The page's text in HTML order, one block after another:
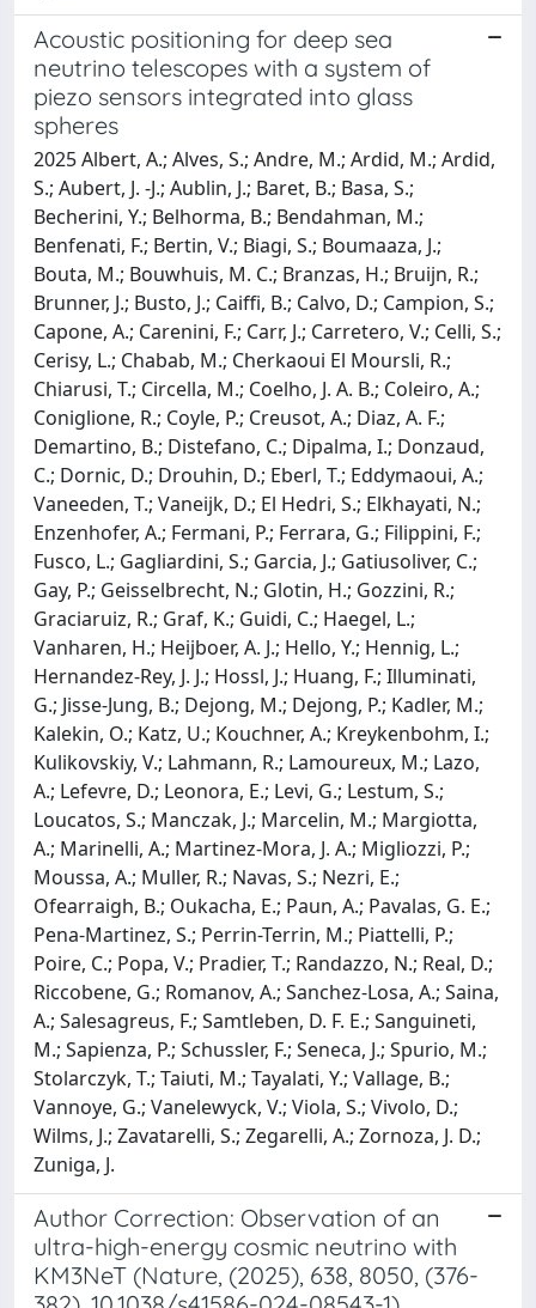
Acoustic positioning for deep sea
neutrino telescopes with a system of
piezo sensors integrated into glass
spheres
2025 Albert, A.; Alves, S.; Andre, M.; Ardid, M.; Ardid,
S.; Aubert, J. -J.; Aublin, J.; Baret, B.; Basa, S.;
Becherini, Y.; Belhorma, B.; Bendahman, M.;
Benfenati, F.; Bertin, V.; Biagi, S.; Boumaaza, J.;
Bouta, M.; Bouwhuis, M. C.; Branzas, H.; Bruijn, R.;
Brunner, J.; Busto, J.; Caiffi, B.; Calvo, D.; Campion, S.;
Capone, A.; Carenini, F.; Carr, J.; Carretero, V.; Celli, S.;
Cerisy, L.; Chabab, M.; Cherkaoui El Moursli, R.;
Chiarusi, T.; Circella, M.; Coelho, J. A. B.; Coleiro, A.;
Coniglione, R.; Coyle, P.; Creusot, A.; Diaz, A. F.;
Demartino, B.; Distefano, C.; Dipalma, I.; Donzaud,
C.; Dornic, D.; Drouhin, D.; Eberl, T.; Eddymaoui, A.;
Vaneeden, T.; Vaneijk, D.; El Hedri, S.; Elkhayati, N.;
Enzenhofer, A.; Fermani, P.; Ferrara, G.; Filippini, F.;
Fusco, L.; Gagliardini, S.; Garcia, J.; Gatiusoliver, C.;
Gay, P.; Geisselbrecht, N.; Glotin, H.; Gozzini, R.;
Graciaruiz, R.; Graf, K.; Guidi, C.; Haegel, L.;
Vanharen, H.; Heijboer, A. J.; Hello, Y.; Hennig, L.;
Hernandez-Rey, J. J.; Hossl, J.; Huang, F.; Illuminati,
G.; Jisse-Jung, B.; Dejong, M.; Dejong, P.; Kadler, M.;
Kalekin, O.; Katz, U.; Kouchner, A.; Kreykenbohm, I.;
Kulikovskiy, V.; Lahmann, R.; Lamoureux, M.; Lazo,
A.; Lefevre, D.; Leonora, E.; Levi, G.; Lestum, S.;
Loucatos, S.; Manczak, J.; Marcelin, M.; Margiotta,
A.; Marinelli, A.; Martinez-Mora, J. A.; Migliozzi, P.;
Moussa, A.; Muller, R.; Navas, S.; Nezri, E.;
Ofearraigh, B.; Oukacha, E.; Paun, A.; Pavalas, G. E.;
Pena-Martinez, S.; Perrin-Terrin, M.; Piattelli, P.;
Poire, C.; Popa, V.; Pradier, T.; Randazzo, N.; Real, D.;
Riccobene, G.; Romanov, A.; Sanchez-Losa, A.; Saina,
A.; Salesagreus, F.; Samtleben, D. F. E.; Sanguineti,
M.; Sapienza, P.; Schussler, F.; Seneca, J.; Spurio, M.;
Stolarczyk, T.; Taiuti, M.; Tayalati, Y.; Vallage, B.;
Vannoye, G.; Vanelewyck, V.; Viola, S.; Vivolo, D.;
Wilms, J.; Zavatarelli, S.; Zegarelli, A.; Zornoza, J. D.;
Zuniga, J.
Author Correction: Observation of an
ultra-high-energy cosmic neutrino with
KM3NeT (Nature, (2025), 638, 8050, (376-